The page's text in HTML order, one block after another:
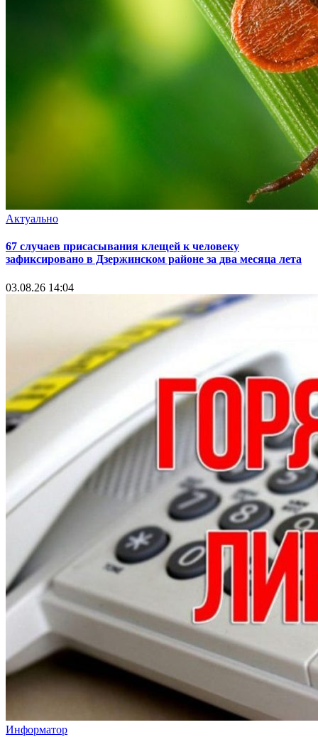
Актуально
67 случаев присасывания клещей к человеку
зафиксировано в Дзержинском районе за два месяца лета
03.08.26 14:04
Информатор